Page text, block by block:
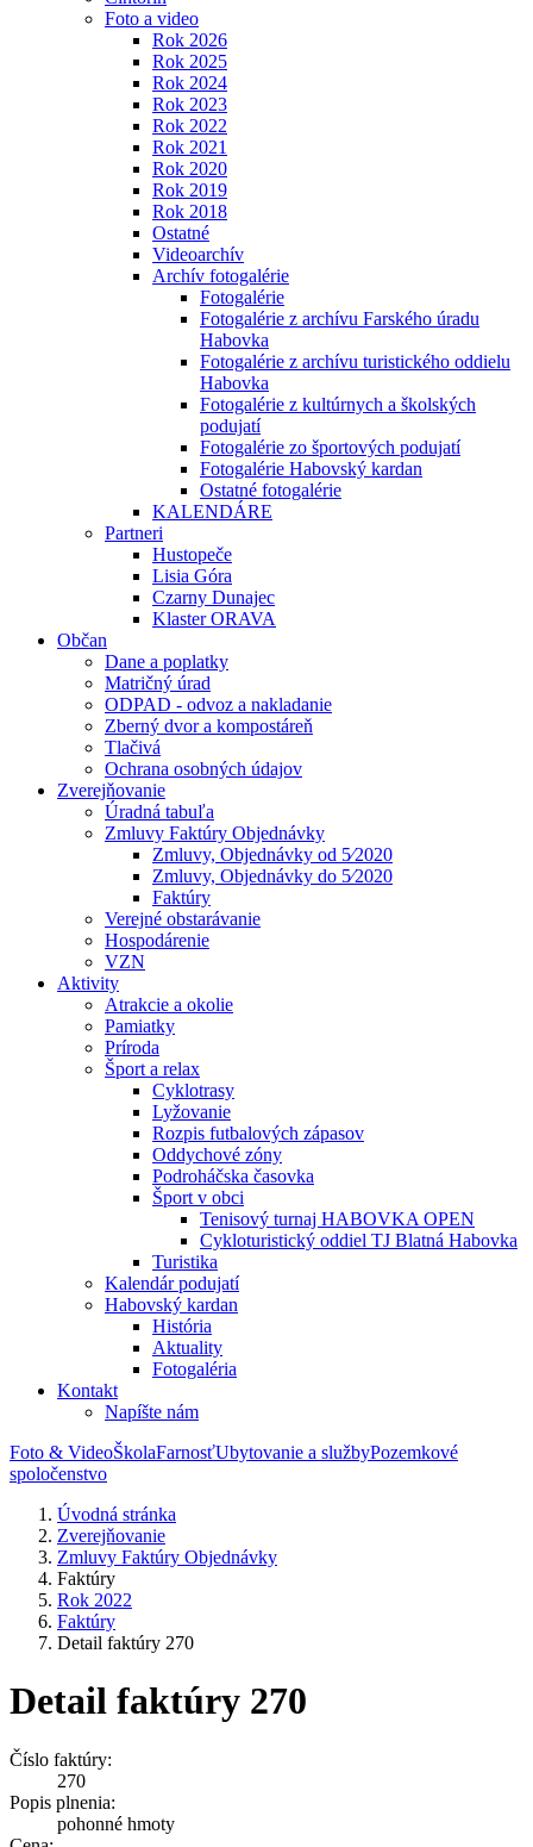
Foto a video
Rok 2026
Rok 2025
Rok 2024
Rok 2023
Rok 2022
Rok 2021
Rok 2020
Rok 2019
Rok 2018
Ostatné
Videoarchív
Archív fotogalérie
Fotogalérie
Fotogalérie z archívu Farského úradu
Habovka
Fotogalérie z archívu turistického oddielu
Habovka
Fotogalérie z kultúrnych a školských
podujatí
Fotogalérie zo športových podujatí
Fotogalérie Habovský kardan
Ostatné fotogalérie
KALENDÁRE
Partneri
Hustopeče
Lisia Góra
Czarny Dunajec
Klaster ORAVA
Občan
Dane a poplatky
Matričný úrad
ODPAD - odvoz a nakladanie
Zberný dvor a kompostáreň
Tlačivá
Ochrana osobných údajov
Zverejňovanie
Úradná tabuľa
Zmluvy Faktúry Objednávky
Zmluvy, Objednávky od 5⁄2020
Zmluvy, Objednávky do 5⁄2020
Faktúry
Verejné obstarávanie
Hospodárenie
VZN
Aktivity
Atrakcie a okolie
Pamiatky
Príroda
Šport a relax
Cyklotrasy
Lyžovanie
Rozpis futbalových zápasov
Oddychové zóny
Podroháčska časovka
Šport v obci
Tenisový turnaj HABOVKA OPEN
Cykloturistický oddiel TJ Blatná Habovka
Turistika
Kalendár podujatí
Habovský kardan
História
Aktuality
Fotogaléria
Kontakt
Napíšte nám
Foto & VideoŠkolaFarnosťUbytovanie a službyPozemkové
spoločenstvo
Úvodná stránka
Zverejňovanie
Zmluvy Faktúry Objednávky
Faktúry
Rok 2022
Faktúry
Detail faktúry 270
Detail faktúry 270
Číslo faktúry:
270
Popis plnenia:
pohonné hmoty